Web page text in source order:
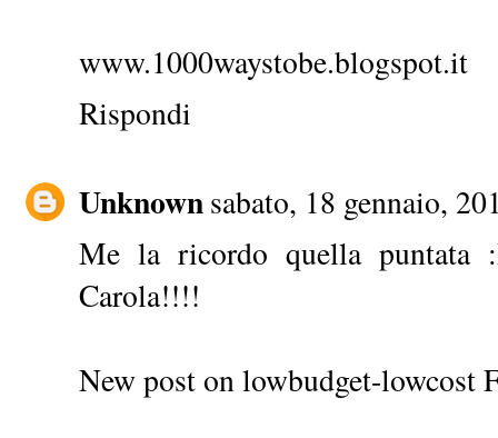
www.1000waystobe.blogspot.it
Rispondi
Unknownsabato, 18 gennaio,
Me la ricordo quella
Carola!!!!
New post onlowbudget-lowcost